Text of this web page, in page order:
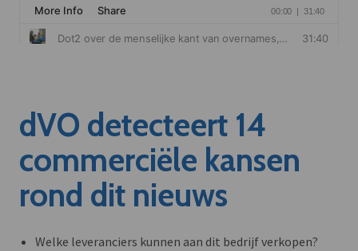
dVO detecteert 14
commerciële kansen
rond dit nieuws
Welke leveranciers kunnen aan dit bedrijf verkopen?